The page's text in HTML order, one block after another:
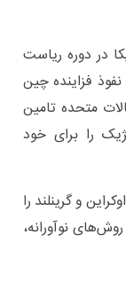
در دوره ریاست
فزاینده چین
متحده تامین
را برای خود
و گرینلند را
نوآورانه،